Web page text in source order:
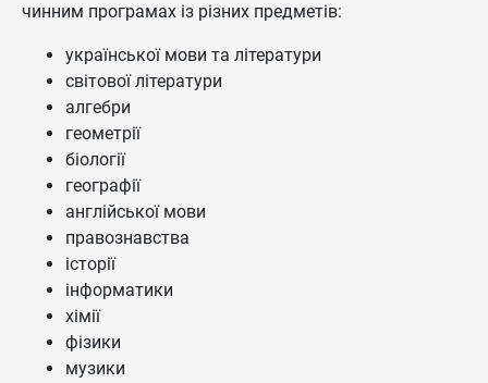
чинним програмах із різних предметів:
української мови та літератури
світової літератури
алгебри
геометрії
біології
географії
англійської мови
правознавства
історії
інформатики
хімії
фізики
музики